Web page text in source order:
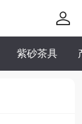
紫砂茶具